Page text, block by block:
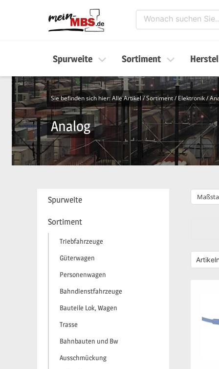
Spurweite Sortiment
Sie befinden sich hier:Alle Artikel/Sortiment/Elektronik/
Analog
Spurweite
Sortiment
Triebfahrzeuge
Güterwagen
Personenwagen
Bahndienstfahrzeuge
Bauteile Lok, Wagen
Trasse
Bahnbauten und Bw
Ausschmückung